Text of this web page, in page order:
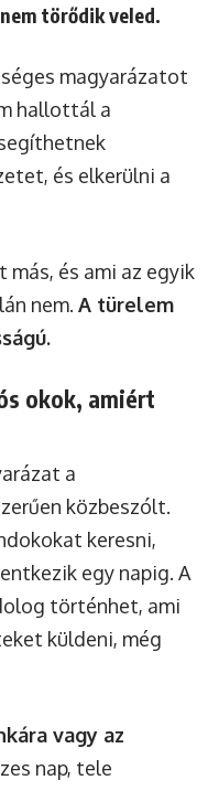
törődik veled.
magyarázatot
hallottál a
és elkerülni a
és ami az egyik
nem. A türelem
okok, amiért
a
közbeszólt.
keresni,
egy napig. A
történhet, ami
küldeni, még
vagy az
nap, tele